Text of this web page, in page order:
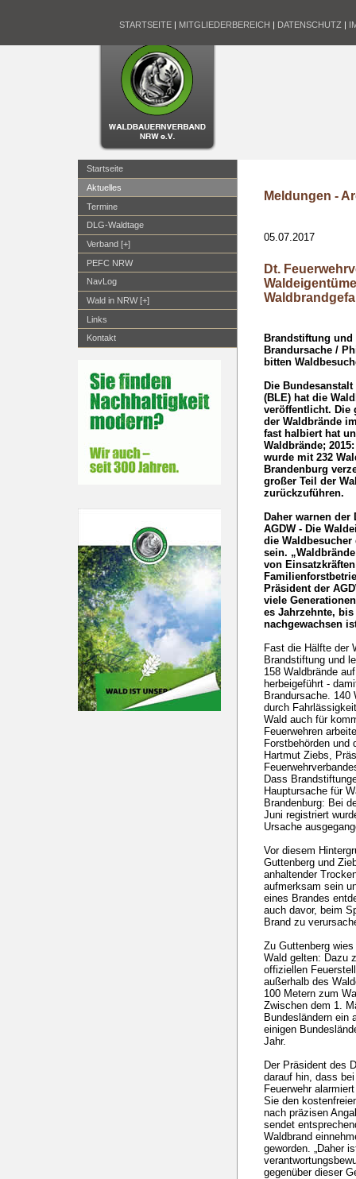
STARTSEITE | MITGLIEDERBEREICH | DATENSCHUTZ |
Startseite
Aktuelles
Termine
DLG-Waldtage
Verband [+]
PEFC NRW
NavLog
Wald in NRW [+]
Links
Kontakt
Meldungen -
05.07.2017
Dt.
Brandstiftung
Brandursache /
bitten
Die
(BLE) hat die
veröffentlicht. Die
der Waldbrände
fast halbiert hat
Waldbrände;
wurde mit 232
Brandenburg
großer Teil der
zurückzuführen.
Daher warnen der
AGDW - Die
die
sein.
von
Präsident der
viele
es Jahrzehnte,
nachgewachsen
Fast die Hälfte der
Brandstiftung und
158 Waldbrände
herbeigeführt -
Brandursache. 140
durch
Wald auch für
Feuerwehren
Forstbehörden und
Hartmut Ziebs,
Dass
Hauptursache für
Brandenburg: Bei
Juni registriert
Ursache
Vor diesem
Guttenberg und
anhaltender
aufmerksam sein
eines Brandes
auch davor, beim
Brand zu
Zu Guttenberg
Wald gelten: Dazu
offiziellen
außerhalb des
100 Metern zum
Zwischen dem 1.
Bundesländern ein
einigen
Jahr.
Der Präsident des
darauf hin, dass
Feuerwehr
Sie den
nach präzisen
sendet
Waldbrand
geworden. „Daher
gegenüber dieser